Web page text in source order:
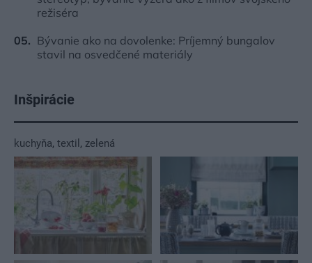
režiséra
Bývanie ako na dovolenke: Príjemný bungalov
stavil na osvedčené materiály
Inšpirácie
kuchyňa, textil , zelená